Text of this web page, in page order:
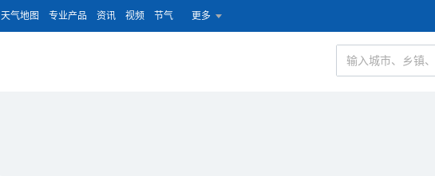
天气地图 专业产品 资讯 视频 节气 更多